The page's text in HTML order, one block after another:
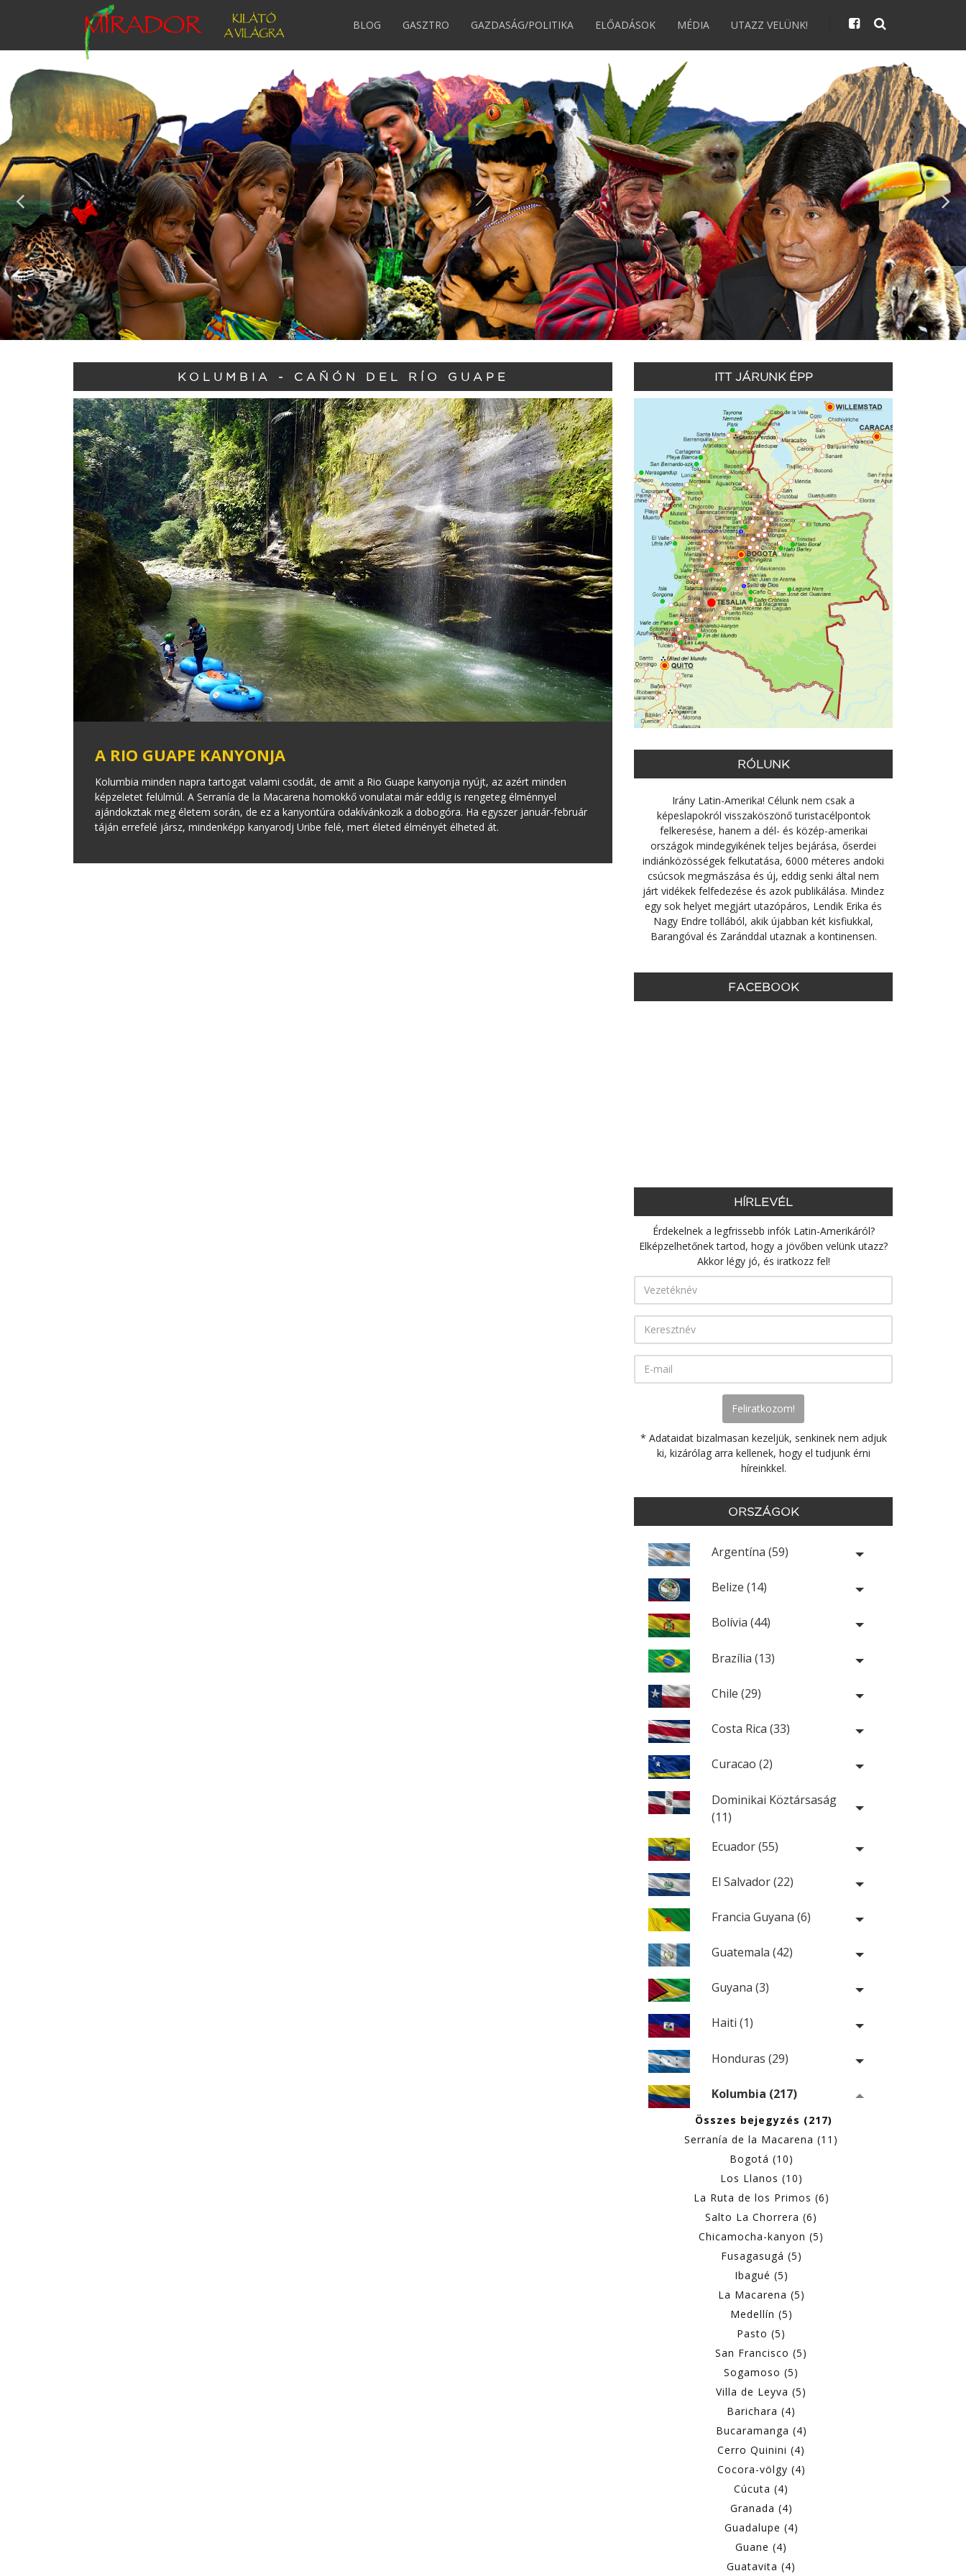
BLOG GASZTRO GAZDASÁG/POLITIKA ELŐADÁSOK MÉDIA UTAZZ VELÜNK!
KOLUMBIA - CAÑÓN DEL RÍO GUAPE
A RIO GUAPE KANYONJA
Kolumbia minden napra tartogat valami csodát, de amit a Rio Guape kanyonja nyújt, az azért minden
képzeletet felülmúl. A Serranía de la Macarena homokkő vonulatai már eddig is rengeteg élménnyel
ajándokztak meg életem során, de ez a kanyontúra odakívánkozik a dobogóra. Ha egyszer január-február
táján errefelé jársz, mindenképp kanyarodj Uribe felé, mert életed élményét élheted át.
ITT JÁRUNK ÉPP
RÓLUNK
Irány Latin-Amerika! Célunk nem csak a
képeslapokról visszaköszönő turistacélpontok
felkeresése, hanem a dél- és közép-amerikai
országok mindegyikének teljes bejárása, őserdei
indiánközösségek felkutatása, 6000 méteres andoki
csúcsok megmászása és új, eddig senki által nem
járt vidékek felfedezése és azok publikálása. Mindez
egy sok helyet megjárt utazópáros, Lendik Erika és
Nagy Endre tollából, akik újabban két kisfiukkal,
Barangóval és Zaránddal utaznak a kontinensen.
FACEBOOK
HÍRLEVÉL
Érdekelnek a legfrissebb infók Latin-Amerikáról?
Elképzelhetőnek tartod, hogy a jövőben velünk utazz?
Akkor légy jó, és iratkozz fel!
* Adataidat bizalmasan kezeljük, senkinek nem adjuk
ki, kizárólag arra kellenek, hogy el tudjunk érni
híreinkkel.
ORSZÁGOK
Argentína (59)
Belize (14)
Bolívia (44)
Brazília (13)
Chile (29)
Costa Rica (33)
Curacao (2)
Dominikai Köztársaság
(11)
Ecuador (55)
El Salvador (22)
Francia Guyana (6)
Guatemala (42)
Guyana (3)
Haiti (1)
Honduras (29)
Kolumbia (217)
Összes bejegyzés (217)
Serranía de la Macarena (11)
Bogotá (10)
Los Llanos (10)
La Ruta de los Primos (6)
Salto La Chorrera (6)
Chicamocha-kanyon (5)
Fusagasugá (5)
Ibagué (5)
La Macarena (5)
Medellín (5)
Pasto (5)
San Francisco (5)
Sogamoso (5)
Villa de Leyva (5)
Barichara (4)
Bucaramanga (4)
Cerro Quinini (4)
Cocora-völgy (4)
Cúcuta (4)
Granada (4)
Guadalupe (4)
Guane (4)
Guatavita (4)